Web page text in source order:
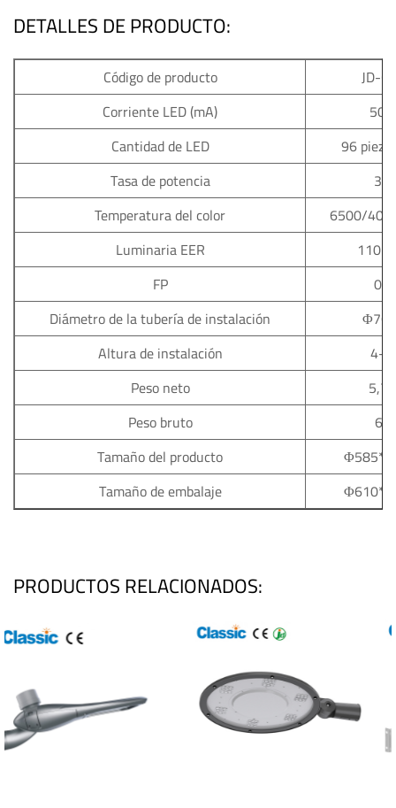
DETALLES DE PRODUCTO:
Código de producto
JD-
Corriente LED (mA)
Cantidad de LED
96
Tasa de potencia
Temperatura del color
6500/
Luminaria EER
FP
Diámetro de la tubería de instalación
Altura de instalación
4-
Peso neto
5,7
Peso bruto
6
Tamaño del producto
Tamaño de embalaje
PRODUCTOS RELACIONADOS: